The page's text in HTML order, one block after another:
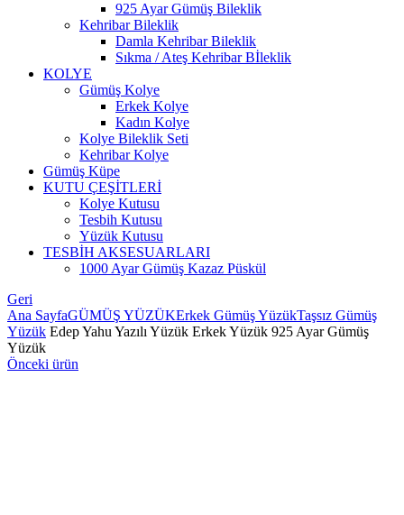
925 Ayar Gümüş Bileklik
Kehribar Bileklik
Damla Kehribar Bileklik
Sıkma / Ateş Kehribar Bİleklik
KOLYE
Gümüş Kolye
Erkek Kolye
Kadın Kolye
Kolye Bileklik Seti
Kehribar Kolye
Gümüş Küpe
KUTU ÇEŞİTLERİ
Kolye Kutusu
Tesbih Kutusu
Yüzük Kutusu
TESBİH AKSESUARLARI
1000 Ayar Gümüş Kazaz Püskül
Geri
Ana SayfaGÜMÜŞ YÜZÜKErkek Gümüş YüzükTaşsız Gümüş
Yüzük Edep Yahu Yazılı Yüzük Erkek Yüzük 925 Ayar Gümüş
Yüzük
Önceki ürün